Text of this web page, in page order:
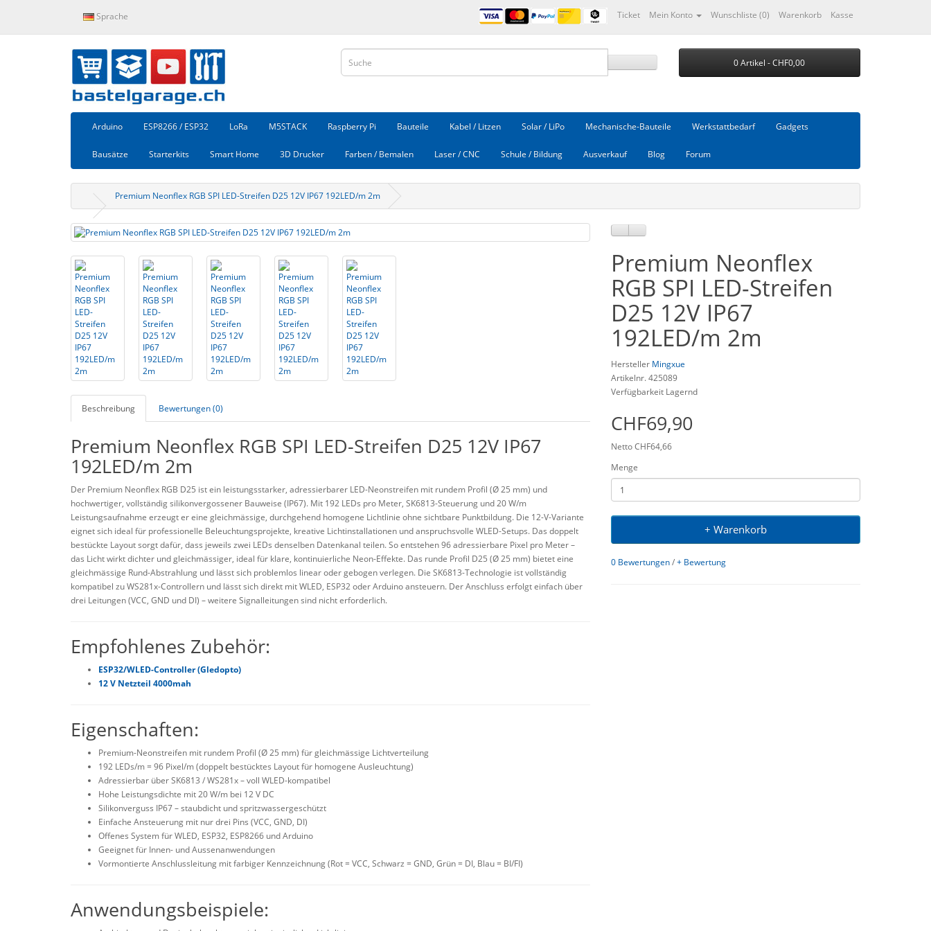
Sprache Ticket Mein Konto Wunschliste (0) Warenkorb Kasse
0 Artikel - CHF0,00
Arduino ESP8266 / ESP32 LoRa M5STACK Raspberry Pi Bauteile Kabel / Litzen Solar / LiPo Mechanische-Bauteile Werkstattbedarf Gadgets
Bausätze Starterkits Smart Home 3D Drucker Farben / Bemalen Laser / CNC Schule / Bildung Ausverkauf Blog Forum
Premium Neonflex RGB SPI LED-Streifen D25 12V IP67 192LED/m 2m
Beschreibung Bewertungen (0)
Premium Neonflex RGB SPI LED-Streifen D25 12V IP67
192LED/m 2m
Der Premium Neonflex RGB D25 ist ein leistungsstarker, adressierbarer LED-Neonstreifen mit rundem Profil (Ø 25 mm) und
hochwertiger, vollständig silikonvergossener Bauweise (IP67). Mit 192 LEDs pro Meter, SK6813-Steuerung und 20 W/m
Leistungsaufnahme erzeugt er eine gleichmässige, durchgehend homogene Lichtlinie ohne sichtbare Punktbildung. Die 12-V-Variante
eignet sich ideal für professionelle Beleuchtungsprojekte, kreative Lichtinstallationen und anspruchsvolle WLED-Setups. Das doppelt
bestückte Layout sorgt dafür, dass jeweils zwei LEDs denselben Datenkanal teilen. So entstehen 96 adressierbare Pixel pro Meter–
das Licht wirkt dichter und gleichmässiger, ideal für klare, kontinuierliche Neon-Effekte. Das runde Profil D25 (Ø 25 mm) bietet eine
gleichmässige Rund-Abstrahlung und lässt sich problemlos linear oder gebogen verlegen. Die SK6813-Technologie ist vollständig
kompatibel zu WS281x-Controllern und lässt sich direkt mit WLED, ESP32 oder Arduino ansteuern. Der Anschluss erfolgt einfach über
drei Leitungen (VCC, GND und DI) – weitere Signalleitungen sind nicht erforderlich.
Empfohlenes Zubehör:
ESP32/WLED-Controller (Gledopto)
12 V Netzteil 4000mah
Eigenschaften:
Premium-Neonstreifen mit rundem Profil (Ø 25 mm) für gleichmässige Lichtverteilung
192 LEDs/m = 96 Pixel/m (doppelt bestücktes Layout für homogene Ausleuchtung)
Adressierbar über SK6813 / WS281x– voll WLED-kompatibel
Hohe Leistungsdichte mit 20 W/m bei 12 V DC
Silikonverguss IP67 – staubdicht und spritzwassergeschützt
Einfache Ansteuerung mit nur drei Pins (VCC, GND, DI)
Offenes System für WLED, ESP32, ESP8266 und Arduino
Geeignet für Innen- und Aussenanwendungen
Vormontierte Anschlussleitung mit farbiger Kennzeichnung (Rot = VCC, Schwarz = GND, Grün = DI, Blau = BI/FI)
Anwendungsbeispiele:
Premium Neonflex
RGB SPI LED-Streifen
D25 12V IP67
192LED/m 2m
Hersteller Mingxue
Artikelnr. 425089
Verfügbarkeit Lagernd
CHF69,90
Netto CHF64,66
Menge
+ Warenkorb
0 Bewertungen/+ Bewertung